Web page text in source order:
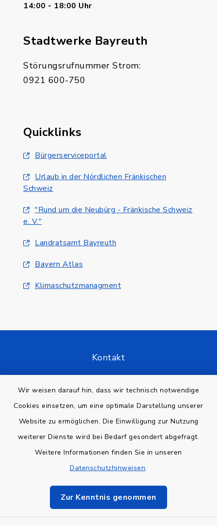
Wir weisen darauf hin, dass wir technisch notwendige
Cookies einsetzen, um eine optimale Darstellung unserer
Website zu ermöglichen. Die Einwilligung zur Nutzung
weiterer Dienste wird bei Bedarf gesondert abgefragt.
Weitere Informationen finden Sie in unseren
Datenschutzhinweisen.
Zur Kenntnis genommen
14:00 - 18:00 Uhr
Stadtwerke Bayreuth
Störungsrufnummer Strom:
0921 600-750
Quicklinks
Bürgerserviceportal
Urlaub in der Nördlichen Fränkischen
Schweiz
"Rund um die Neubürg - Fränkische Schweiz
e. V."
Landratsamt Bayreuth
Bayern Atlas
Klimaschutzmanagment
Kontakt
Datenschutz
Impressum
Sitemap
Cookie-Einstellungen